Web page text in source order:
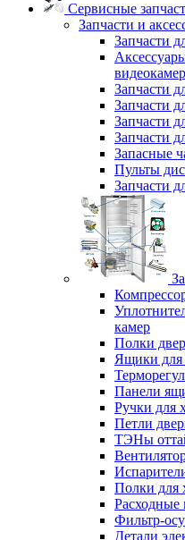
Сервисные
Запчасти и
Запчасти
видеокамер
Запчасти
Запчасти
Запчасти
Запчасти
Запасные
Пульты
Запчасти
камер
Полки
Ящики для
Панели
Ручки для
Петли
ТЭНы
Полки для
Расходные
Фильтр-
Детали